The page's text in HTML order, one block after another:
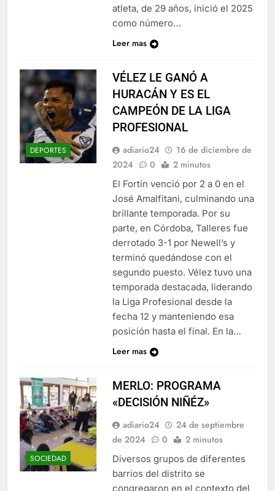
atleta, de 29 años, inició el 2025
como número…
Leer mas
DEPORTES
VÉLEZ LE GANÓ A
HURACÁN Y ES EL
CAMPEÓN DE LA LIGA
PROFESIONAL
adiario24
16 de diciembre de
2024
0 2 minutos
El Fortín venció por 2 a 0 en el
José Amalfitani, culminando una
brillante temporada. Por su
parte, en Córdoba, Talleres fue
derrotado 3-1 por Newell’s y
terminó quedándose con el
segundo puesto. Vélez tuvo una
temporada destacada, liderando
la Liga Profesional desde la
fecha 12 y manteniendo esa
posición hasta el final. En la…
Leer mas
SOCIEDAD
MERLO: PROGRAMA
«DECISIÓN NIÑÉZ»
adiario24
24 de septiembre
de 2024
0 2 minutos
Diversos grupos de diferentes
barrios del distrito se
congregaron en el contexto del